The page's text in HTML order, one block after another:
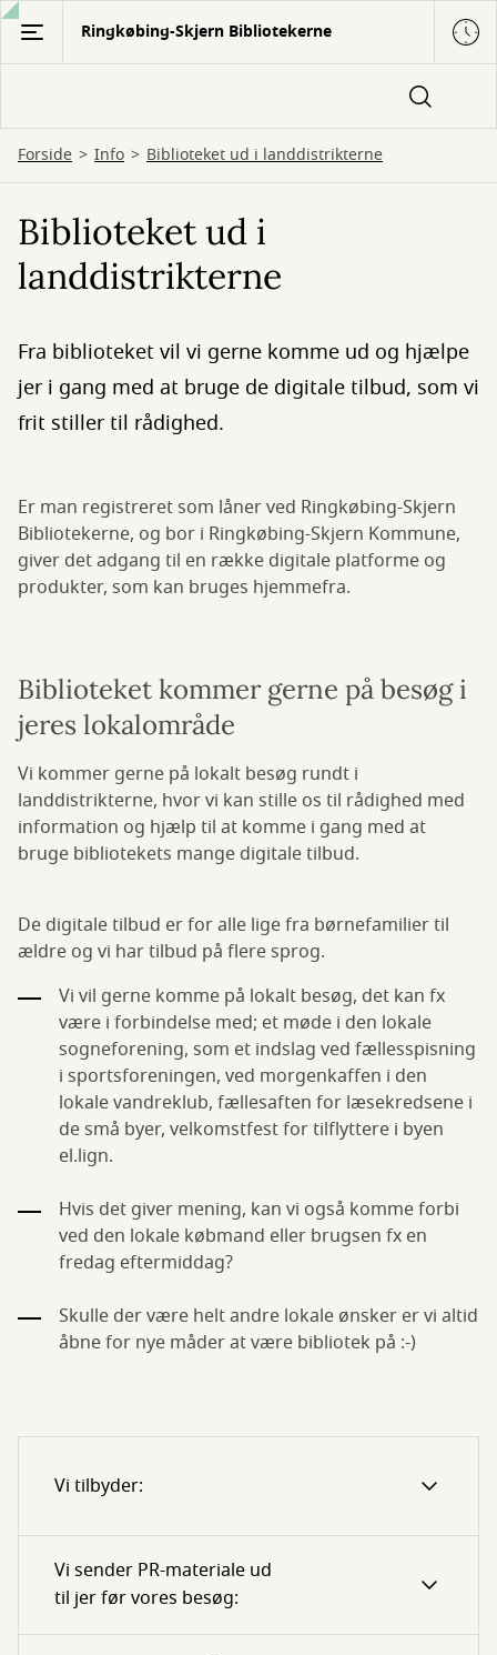
Gå
hovedindhold
Ringkøbing-Skjern Bibliotekerne
Forside Info Biblioteket ud i landdistrikterne
Biblioteket ud i
landdistrikterne
Fra biblioteket vil vi gerne komme ud og hjælpe
jer i gang med at bruge de digitale tilbud, som vi
frit stiller til rådighed.
Er man registreret som låner ved Ringkøbing-Skjern
Bibliotekerne, og bor i Ringkøbing-Skjern Kommune,
giver det adgang til en række digitale platforme og
produkter, som kan bruges hjemmefra.
Biblioteket kommer gerne på besøg i
jeres lokalområde
Vi kommer gerne på lokalt besøg rundt i
landdistrikterne, hvor vi kan stille os til rådighed med
information og hjælp til at komme i gang med at
bruge bibliotekets mange digitale tilbud.
De digitale tilbud er for alle lige fra børnefamilier til
ældre og vi har tilbud på flere sprog.
Vi vil gerne komme på lokalt besøg, det kan fx
være i forbindelse med; et møde i den lokale
sogneforening, som et indslag ved fællesspisning
i sportsforeningen, ved morgenkaffen i den
lokale vandreklub, fællesaften for læsekredsene i
de små byer, velkomstfest for tilflyttere i byen
el.lign.
Hvis det giver mening, kan vi også komme forbi
ved den lokale købmand eller brugsen fx en
fredag eftermiddag?
Skulle der være helt andre lokale ønsker er vi altid
åbne for nye måder at være bibliotek på :-)
Vi tilbyder:
Vi sender PR-materiale ud
til jer før vores besøg: